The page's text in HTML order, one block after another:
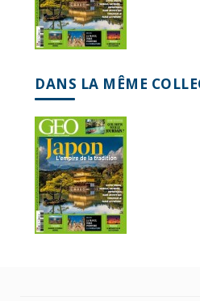
DANS LA MÊME